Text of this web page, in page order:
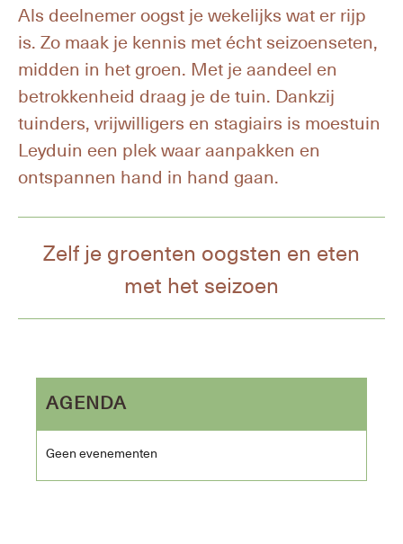
Als deelnemer oogst je wekelijks wat er rijp
is. Zo maak je kennis met écht seizoenseten,
midden in het groen. Met je aandeel en
betrokkenheid draag je de tuin. Dankzij
tuinders, vrijwilligers en stagiairs is moestuin
Leyduin een plek waar aanpakken en
ontspannen hand in hand gaan.
Zelf je groenten oogsten en eten
met het seizoen
AGENDA
Geen evenementen